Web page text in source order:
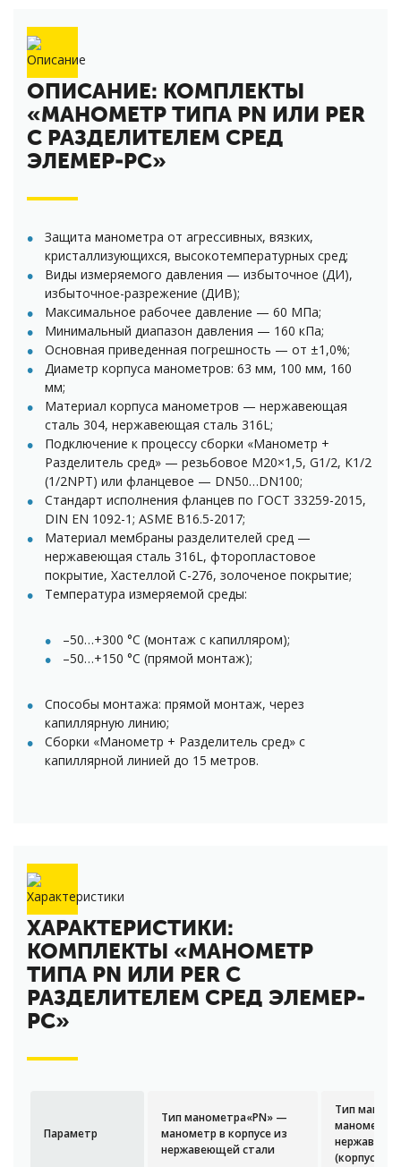
ОПИСАНИЕ: КОМПЛЕКТЫ
«МАНОМЕТР ТИПА PN ИЛИ PER
С РАЗДЕЛИТЕЛЕМ СРЕД
ЭЛЕМЕР-РС»
Защита манометра от агрессивных, вязких,
кристаллизующихся, высокотемпературных сред;
Виды измеряемого давления — избыточное (ДИ),
избыточное-разрежение (ДИВ);
Максимальное рабочее давление — 60 МПа;
Минимальный диапазон давления — 160 кПа;
Основная приведенная погрешность — от ±1,0%;
Диаметр корпуса манометров: 63 мм, 100 мм, 160
мм;
Материал корпуса манометров — нержавеющая
сталь 304, нержавеющая сталь 316L;
Подключение к процессу сборки «Манометр +
Разделитель сред» — резьбовое М20×1,5, G1/2, К1/2
(1/2NPT) или фланцевое — DN50…DN100;
Стандарт исполнения фланцев по ГОСТ 33259-2015,
DIN EN 1092-1; ASME B16.5-2017;
Материал мембраны разделителей сред —
нержавеющая сталь 316L, фторопластовое
покрытие, Хастеллой С-276, золоченое покрытие;
Температура измеряемой среды:
–50…+300 °С (монтаж с капилляром);
–50…+150 °С (прямой монтаж);
Способы монтажа: прямой монтаж, через
капиллярную линию;
Сборки «Манометр + Разделитель сред» с
капиллярной линией до 15 метров.
ХАРАКТЕРИСТИКИ:
КОМПЛЕКТЫ «МАНОМЕТР
ТИПА PN ИЛИ PER С
РАЗДЕЛИТЕЛЕМ СРЕД ЭЛЕМЕР-
РС»
Параметр
Тип манометра«PN» —
манометр в корпусе из
нержавеющей стали
Тип
манометр
(корпус и